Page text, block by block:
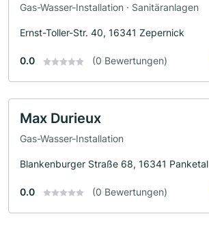
Gas-Wasser-Installation · Sanitäranlagen
Ernst-Toller-Str. 40, 16341 Zepernick
0.0 (0 Bewertungen)
Max Durieux
Gas-Wasser-Installation
Blankenburger Straße 68, 16341 Panketal
0.0 (0 Bewertungen)